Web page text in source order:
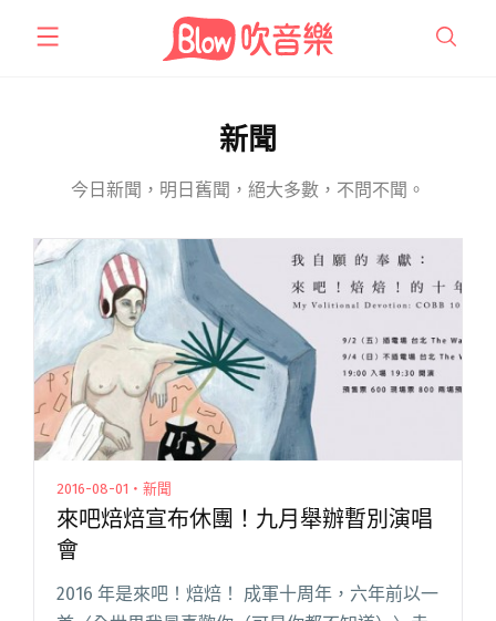
新聞
今日新聞，明日舊聞，絕大多數，不問不聞。
2016-08-01・新聞
來吧焙焙宣布休團！九月舉辦暫別演唱
會
2016 年是來吧！焙焙！ 成軍十周年，六年前以一